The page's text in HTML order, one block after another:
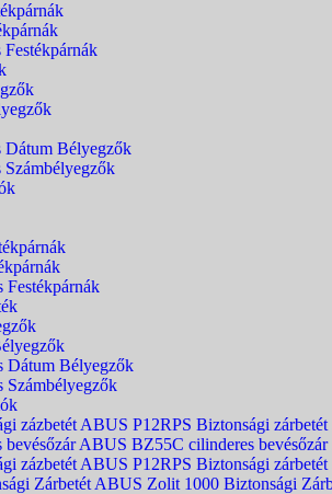
Dátum Bélyegzők
Festékpárnák
Dátum Bélyegzők
Számbélyegzők
ABUS P12RPS Biztonsági zárbetét
ABUS BZ55C cilinderes bevésőzár
ABUS P12RPS Biztonsági zárbetét
ABUS Zolit 1000 Biztonsági